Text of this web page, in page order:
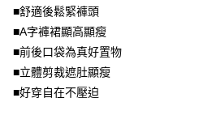
資料（包含姓名、電話或地址）提供予台灣
3.完整用戶服務條款，請詳閱以下連結：
每筆NT$100，滿NT$1,000(含以上)免
■舒適後鬆緊褲頭
■A字褲裙顯高顯瘦
■前後口袋為真好置物
■立體剪裁遮肚顯瘦
■好穿自在不壓迫